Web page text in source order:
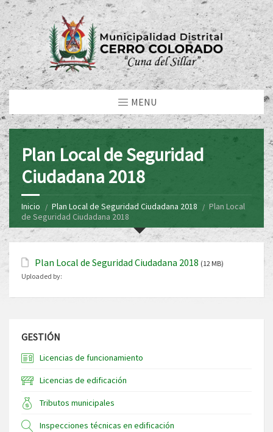
MENU
Plan Local de Seguridad
Ciudadana 2018
Inicio Plan Local de Seguridad Ciudadana 2018
Plan Local
de Seguridad Ciudadana 2018
Plan Local de Seguridad Ciudadana 2018 (12 MB)
Uploaded by:
GESTIÓN
Licencias de funcionamiento
Licencias de edificación
Tributos municipales
Inspecciones técnicas en edificación